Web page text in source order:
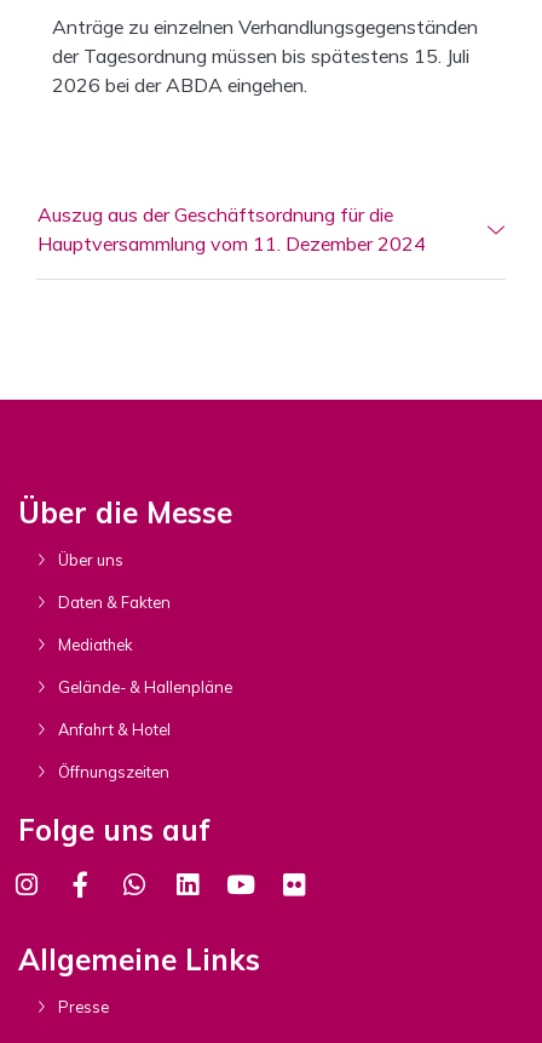
Anträge zu einzelnen Verhandlungsgegenständen
der Tagesordnung müssen bis spätestens 15. Juli
2026 bei der ABDA eingehen.
Auszug aus der Geschäftsordnung für die
Hauptversammlung vom 11. Dezember 2024
Über die Messe
Über uns
Daten & Fakten
Mediathek
Gelände- & Hallenpläne
Anfahrt & Hotel
Öffnungszeiten
Folge uns auf
Allgemeine Links
Presse